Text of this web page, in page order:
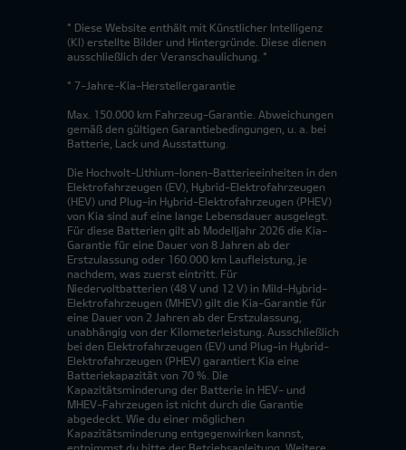
* Diese Website enthält mit Künstlicher Intelligenz
(KI) erstellte Bilder und Hintergründe. Diese dienen
ausschließlich der Veranschaulichung. *
* 7-Jahre-Kia-Herstellergarantie
Max. 150.000 km Fahrzeug-Garantie. Abweichungen
gemäß den gültigen Garantiebedingungen, u. a. bei
Batterie, Lack und Ausstattung.
Die Hochvolt-Lithium-Ionen-Batterieeinheiten in den
Elektrofahrzeugen (EV), Hybrid-Elektrofahrzeugen
(HEV) und Plug-in Hybrid-Elektrofahrzeugen (PHEV)
von Kia sind auf eine lange Lebensdauer ausgelegt.
Für diese Batterien gilt ab Modelljahr 2026 die Kia-
Garantie für eine Dauer von 8 Jahren ab der
Erstzulassung oder 160.000 km Laufleistung, je
nachdem, was zuerst eintritt. Für
Niedervoltbatterien (48 V und 12 V) in Mild-Hybrid-
Elektrofahrzeugen (MHEV) gilt die Kia-Garantie für
eine Dauer von 2 Jahren ab der Erstzulassung,
unabhängig von der Kilometerleistung. Ausschließlich
bei den Elektrofahrzeugen (EV) und Plug-in Hybrid-
Elektrofahrzeugen (PHEV) garantiert Kia eine
Batteriekapazität von 70 %. Die
Kapazitätsminderung der Batterie in HEV- und
MHEV-Fahrzeugen ist nicht durch die Garantie
abgedeckt. Wie du einer möglichen
Kapazitätsminderung entgegenwirken kannst,